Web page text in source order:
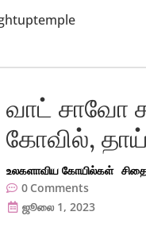
வாட் சாவோ
கோவில்,
உலகளாவிய கோயில்கள்
0 Comments
ஜூலை 1, 2023